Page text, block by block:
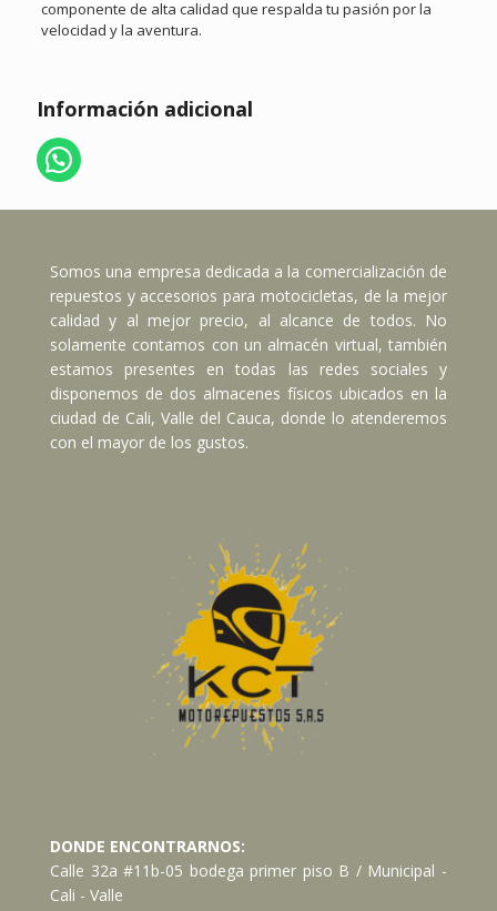
componente de alta calidad que respalda tu pasión por la
velocidad y la aventura.
Información adicional
Somos una empresa dedicada a la comercialización de
repuestos y accesorios para motocicletas, de la mejor
calidad y al mejor precio, al alcance de todos. No
solamente contamos con un almacén virtual, también
estamos presentes en todas las redes sociales y
disponemos de dos almacenes físicos ubicados en la
ciudad de Cali, Valle del Cauca, donde lo atenderemos
con el mayor de los gustos.
DONDE ENCONTRARNOS:
Calle 32a #11b-05 bodega primer piso B / Municipal -
Cali - Valle